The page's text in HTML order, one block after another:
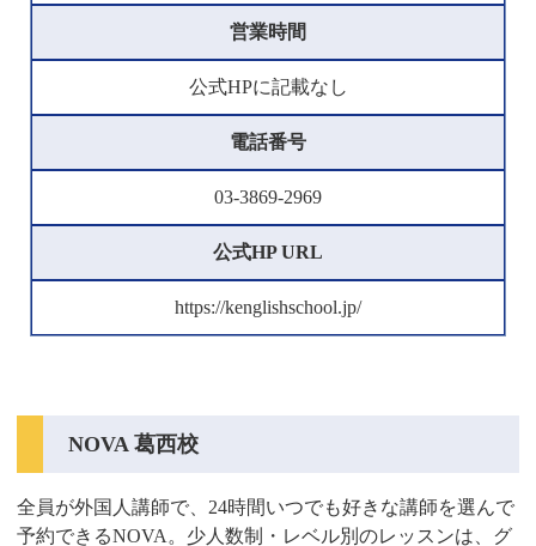
営業時間
公式HPに記載なし
電話番号
03-3869-2969
公式HP URL
https://kenglishschool.jp/
NOVA 葛西校
全員が外国人講師で、24時間いつでも好きな講師を選んで
予約できるNOVA。少人数制・レベル別のレッスンは、グ